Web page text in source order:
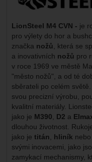
LionSteel M4 CVN - je
pro výlety do hor a
značka nožů , která se
a inovativních nožů pro
v roce 1969 ve městě
"město nožů", a od té
sběrateli po celém světě.
svou precizní výrobu,
kvalitní materiály.
jako je M390 D2 a
dlouhou životnost.
jako je titán hliník nebo
svými inovacemi, jako
zamykací mechanismy,